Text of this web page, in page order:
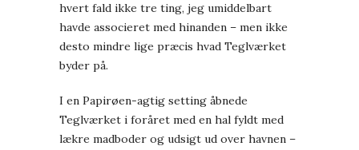
hvert fald ikke tre ting, jeg umiddelbart
havde associeret med hinanden – men ikke
desto mindre lige præcis hvad Teglværket
byder på.
I en Papirøen-agtig setting åbnede
Teglværket i foråret med en hal fyldt med
lækre madboder og udsigt ud over havnen –